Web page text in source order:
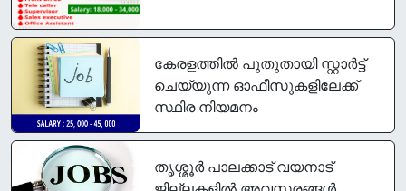
കേരളത്തിൽ പുതുതായി സ്റ്റാർട്ട്‌
ചെയ്യുന്ന ഓഫീസുകളിലേക്ക്
സ്ഥിര നിയമനം
തൃശ്ശൂർ പാലക്കാട്‌ വയനാട്